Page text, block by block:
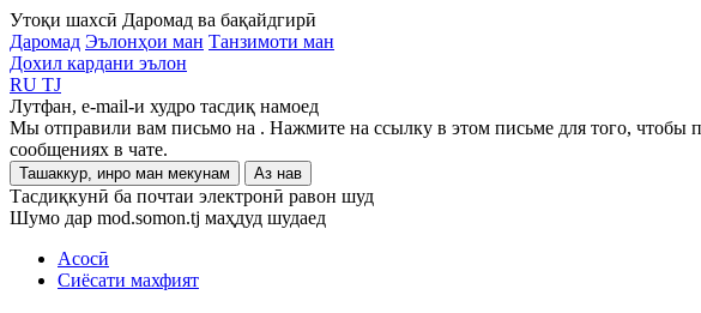
Утоқи шахсӣ Даромад ва бақайдгирӣ
Даромад Эълонҳои ман Танзимоти ман
Дохил кардани эълон
RU TJ
Лутфан, e-mail-и худро тасдиқ намоед
Мы отправили вам письмо на . Нажмите на ссылку в этом письме для того, чтобы
сообщениях в чате.
Ташаккур, инро ман мекунам Аз нав
Тасдиқкунӣ ба почтаи электронӣ равон шуд
Шумо дар mod.somon.tj маҳдуд шудаед
Асосӣ
Сиёсати махфият